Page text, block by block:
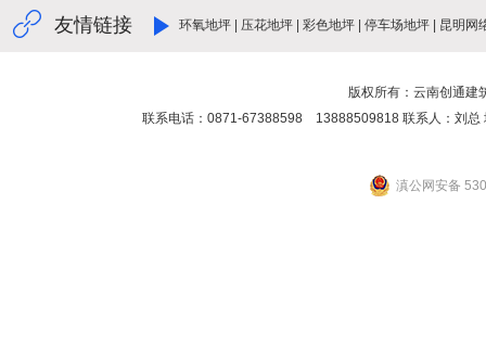
友情链接 环氧地坪 压花地坪 彩色地坪 停车场地坪 昆明网
版权所有：云南创通建
联系电话：0871-67388598 13888509818 联系人：刘总
滇公网安备